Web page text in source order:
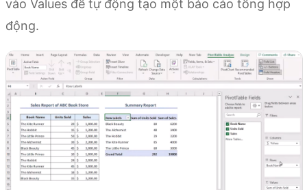
vào Values để tự động tạo một báo cáo tổng hợp
động.